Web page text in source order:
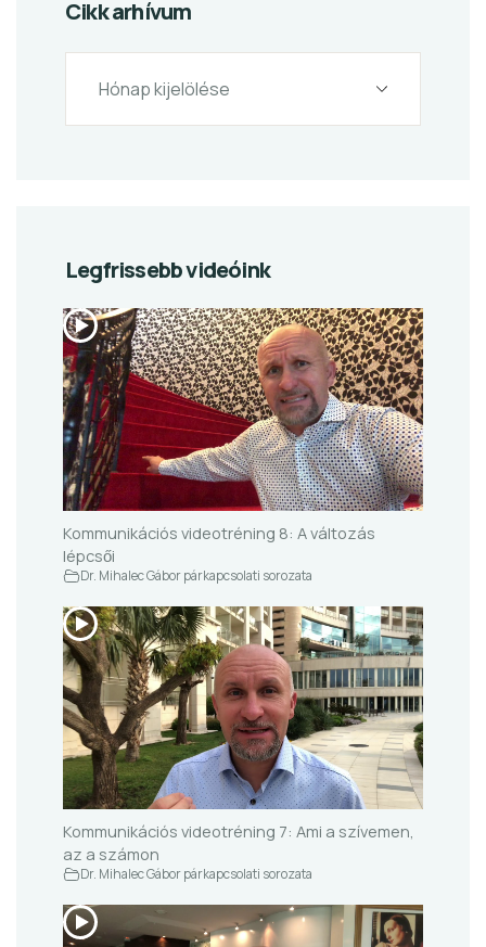
Cikk arhívum
Legfrissebb videóink
Kommunikációs videotréning 8: A változás
lépcsői
Dr. Mihalec Gábor párkapcsolati sorozata
Kommunikációs videotréning 7: Ami a szívemen,
az a számon
Dr. Mihalec Gábor párkapcsolati sorozata